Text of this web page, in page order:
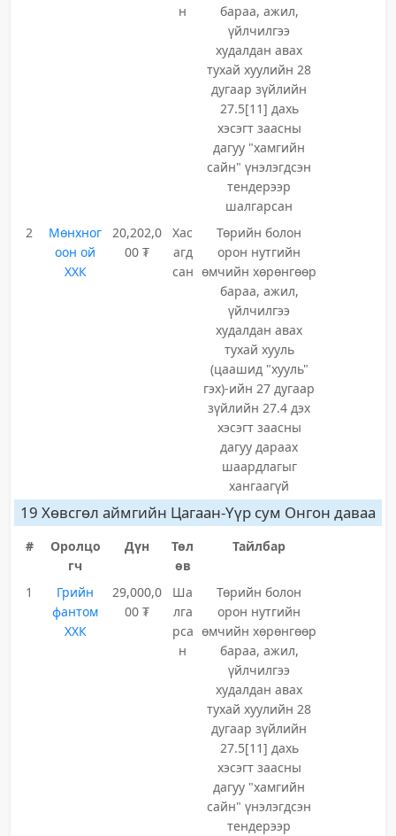
н
бараа, ажил,
үйлчилгээ
худалдан авах
тухай хуулийн 28
дугаар зүйлийн
27.5[11] дахь
хэсэгт заасны
дагуу "хамгийн
сайн" үнэлэгдсэн
тендерээр
шалгарсан
2
Мөнхног
оон ой
ХХК
20,202,0
00 ₮
Хас
агд
сан
Төрийн болон
орон нутгийн
өмчийн хөрөнгөөр
бараа, ажил,
үйлчилгээ
худалдан авах
тухай хууль
(цаашид "хууль"
гэх)-ийн 27 дугаар
зүйлийн 27.4 дэх
хэсэгт заасны
дагуу дараах
шаардлагыг
хангаагүй
19 Хөвсгөл аймгийн Цагаан-Үүр сум Онгон даваа
#
Оролцо
гч
Дүн
Төл
өв
Тайлбар
1
Грийн
фантом
ХХК
29,000,0
00 ₮
Ша
лга
рса
н
Төрийн болон
орон нутгийн
өмчийн хөрөнгөөр
бараа, ажил,
үйлчилгээ
худалдан авах
тухай хуулийн 28
дугаар зүйлийн
27.5[11] дахь
хэсэгт заасны
дагуу "хамгийн
сайн" үнэлэгдсэн
тендерээр